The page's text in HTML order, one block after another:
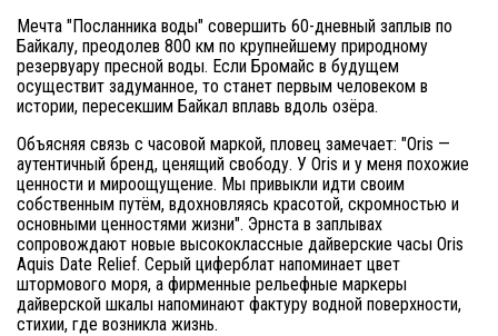
Мечта "Посланника воды" совершить 60-дневный заплыв по
Байкалу, преодолев 800 км по крупнейшему природному
резервуару пресной воды. Если Бромайс в будущем
осуществит задуманное, то станет первым человеком в
истории, пересекшим Байкал вплавь вдоль озёра.
Объясняя связь с часовой маркой, пловец замечает: "Oris —
аутентичный бренд, ценящий свободу. У Oris и у меня похожие
ценности и мироощущение. Мы привыкли идти своим
собственным путём, вдохновляясь красотой, скромностью и
основными ценностями жизни". Эрнста в заплывах
сопровождают новые высококлассные дайверские часы Oris
Aquis Date Relief. Серый циферблат напоминает цвет
штормового моря, а фирменные рельефные маркеры
дайверской шкалы напоминают фактуру водной поверхности,
стихии, где возникла жизнь.